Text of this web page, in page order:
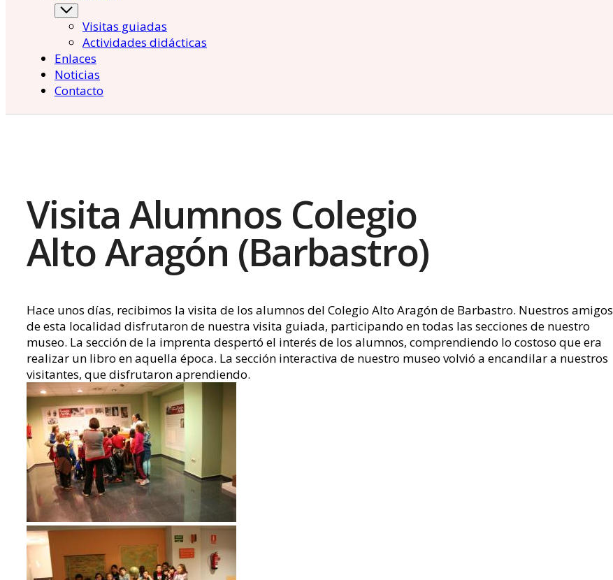
Visitas guiadas
Actividades didácticas
Enlaces
Noticias
Contacto
Visita Alumnos Colegio
Alto Aragón (Barbastro)
Hace unos días, recibimos la visita de los alumnos del Colegio Alto Aragón de Barbastro. Nuestros amigos
de esta localidad disfrutaron de nuestra visita guiada, participando en todas las secciones de nuestro
museo. La sección de la imprenta despertó el interés de los alumnos, comprendiendo lo costoso que era
realizar un libro en aquella época. La sección interactiva de nuestro museo volvió a encandilar a nuestros
visitantes, que disfrutaron aprendiendo.